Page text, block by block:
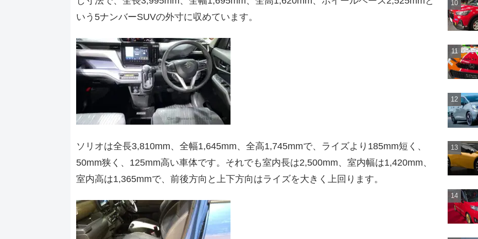
いう5ナンバーSUVの外寸に収めています。
ソリオは全長3,810mm、全幅1,645mm、全高1,745mmで、ライズより185mm短く、
50mm狭く、125mm高い車体です。それでも室内長は2,500mm、室内幅は1,420mm、
室内高は1,365mmで、前後方向と上下方向はライズを大きく上回ります。